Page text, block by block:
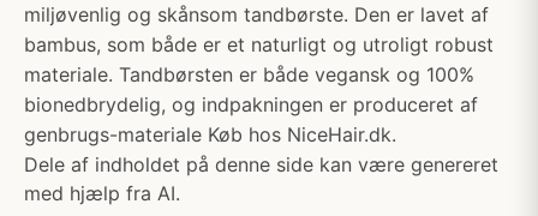
miljøvenlig og skånsom tandbørste. Den er lavet af
bambus, som både er et naturligt og utroligt robust
materiale. Tandbørsten er både vegansk og 100%
bionedbrydelig, og indpakningen er produceret af
genbrugs-materiale Køb hos NiceHair.dk.
Dele af indholdet på denne side kan være genereret
med hjælp fra AI.